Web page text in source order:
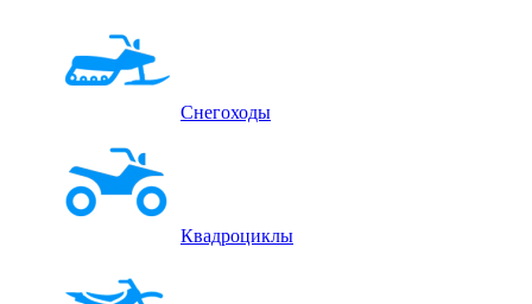
Снегоходы
Квадроциклы